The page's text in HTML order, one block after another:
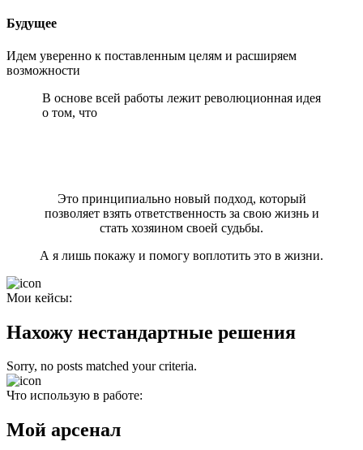
Будущее
Идем уверенно к поставленным целям и расширяем
возможности
В основе всей работы лежит революционная идея
о том, что
Это принципиально новый подход, который
позволяет взять ответственность за свою жизнь и
стать хозяином своей судьбы.
А я лишь покажу и помогу воплотить это в жизни.
Мои кейсы:
Нахожу нестандартные решения
Sorry, no posts matched your criteria.
Что использую в работе:
Мой арсенал